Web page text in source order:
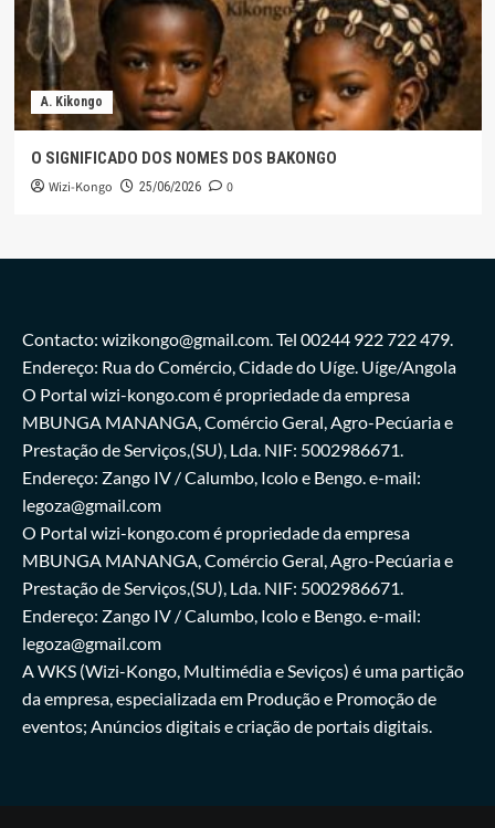
A. Kikongo
O SIGNIFICADO DOS NOMES DOS BAKONGO
Wizi-Kongo 25/06/2026 0
Contacto: wizikongo@gmail.com. Tel 00244 922 722 479.
Endereço: Rua do Comércio, Cidade do Uíge. Uíge/Angola
O Portal wizi-kongo.com é propriedade da empresa
MBUNGA MANANGA, Comércio Geral, Agro-Pecúaria e
Prestação de Serviços,(SU), Lda. NIF: 5002986671.
Endereço: Zango IV / Calumbo, Icolo e Bengo. e-mail:
legoza@gmail.com
O Portal wizi-kongo.com é propriedade da empresa
MBUNGA MANANGA, Comércio Geral, Agro-Pecúaria e
Prestação de Serviços,(SU), Lda. NIF: 5002986671.
Endereço: Zango IV / Calumbo, Icolo e Bengo. e-mail:
legoza@gmail.com
A WKS (Wizi-Kongo, Multimédia e Seviços) é uma partição
da empresa, especializada em Produção e Promoção de
eventos; Anúncios digitais e criação de portais digitais.